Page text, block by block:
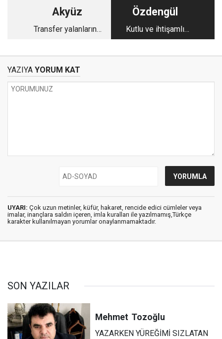
Akyüz
Transfer yalanlarına
Özdengül
Kutlu ve ihtişamlı
misafir
YAZIYA YORUM KAT
UYARI: Çok uzun metinler, küfür, hakaret, rencide edici cümleler veya
imalar, inançlara saldırı içeren, imla kuralları ile yazılmamış,Türkçe
karakter kullanılmayan yorumlar onaylanmamaktadır.
SON YAZILAR
Mehmet Tozoğlu
YAZARKEN YÜREĞİMİ SIZLATAN